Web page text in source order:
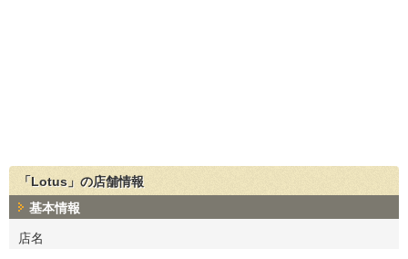
「Lotus」の店舗情報
基本情報
店名